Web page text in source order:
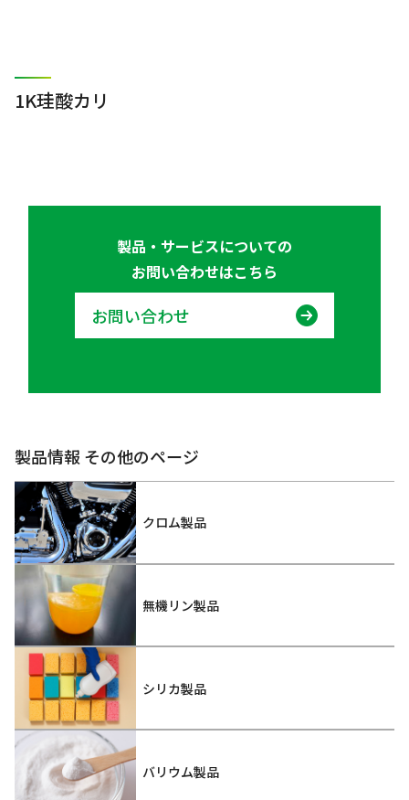
1K珪酸カリ
製品・サービスについての
お問い合わせはこちら
お問い合わせ
製品情報 その他のページ
クロム製品
無機リン製品
シリカ製品
バリウム製品